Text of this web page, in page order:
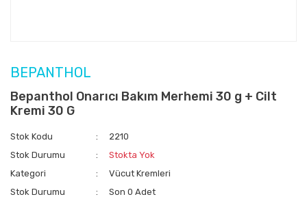
BEPANTHOL
Bepanthol Onarıcı Bakım Merhemi 30 g + Cilt
Kremi 30 G
Stok Kodu
2210
Stok Durumu
Stokta Yok
Kategori
Vücut Kremleri
Stok Durumu
Son 0 Adet